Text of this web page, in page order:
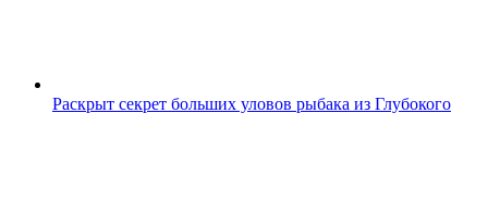
Раскрыт секрет больших уловов рыбака из Глубокого